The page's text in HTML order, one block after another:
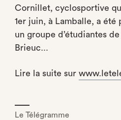
Cornillet, cyclosportive
1er juin, à Lamballe, a été
un groupe d’étudiantes
Brieuc...
Lire la suite sur
Le Télégramme